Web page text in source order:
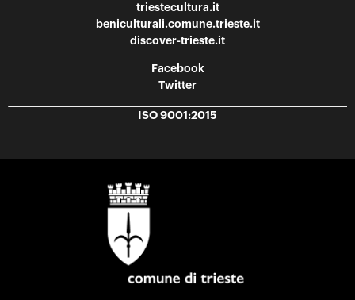
triestecultura.it
beniculturali.comune.trieste.it
discover-trieste.it
Facebook
Twitter
ISO 9001:2015